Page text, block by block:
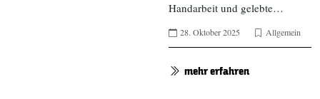
Handarbeit und gelebte…
28. Oktober 2025 Allgemein
mehr erfahren